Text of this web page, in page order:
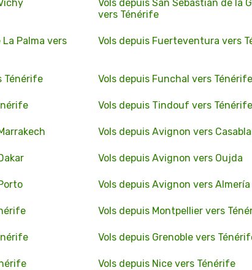
Vols depuis San Sebastián de la
vers Ténérife
Palma vers
Vols depuis Fuerteventura vers
Ténérife Vols depuis Funchal vers Ténérife
Vols depuis Tindouf vers Ténérife
Vols depuis Avignon vers
Vols depuis Avignon vers Oujda
Vols depuis Avignon vers Almería
Vols depuis Montpellier vers
Vols depuis Grenoble vers
Vols depuis Nice vers Ténérife